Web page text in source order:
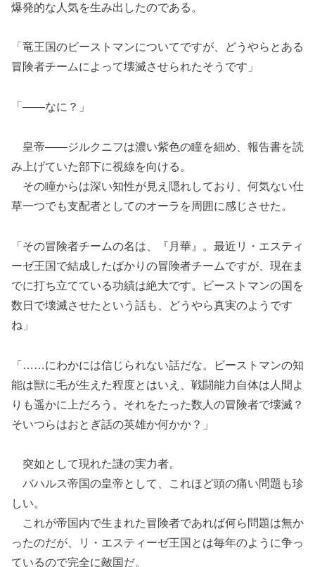
爆発的な人気を生み出したのである。
「竜王国のビーストマンについてですが、どうやらとある
冒険者チームによって壊滅させられたそうです」
「――なに？」
皇帝――ジルクニフは濃い紫色の瞳を細め、報告書を読
み上げていた部下に視線を向ける。
その瞳からは深い知性が見え隠れしており、何気ない仕
草一つでも支配者としてのオーラを周囲に感じさせた。
「その冒険者チームの名は、『月華』。最近リ・エスティ
ーゼ王国で結成したばかりの冒険者チームですが、現在ま
でに打ち立てている功績は絶大です。ビーストマンの国を
数日で壊滅させたという話も、どうやら真実のようです
ね」
「……にわかには信じられない話だな。ビーストマンの知
能は獣に毛が生えた程度とはいえ、戦闘能力自体は人間よ
りも遥かに上だろう。それをたった数人の冒険者で壊滅？
そいつらはおとぎ話の英雄か何かか？」
突如として現れた謎の実力者。
バハルス帝国の皇帝として、これほど頭の痛い問題も珍
しい。
これが帝国内で生まれた冒険者であれば何ら問題は無か
ったのだが、リ・エスティーゼ王国とは毎年のように争っ
ているので完全に敵国だ。